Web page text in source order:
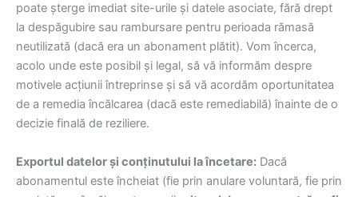
poate șterge imediat site-urile și datele asociate, fără drept
la despăgubire sau rambursare pentru perioada rămasă
neutilizată (dacă era un abonament plătit). Vom încerca,
acolo unde este posibil și legal, să vă informăm despre
motivele acțiunii întreprinse și să vă acordăm oportunitatea
de a remedia încălcarea (dacă este remediabilă) înainte de o
decizie finală de reziliere.
Exportul datelor și conținutului la încetare: Dacă
abonamentul este încheiat (fie prin anulare voluntară, fie prin